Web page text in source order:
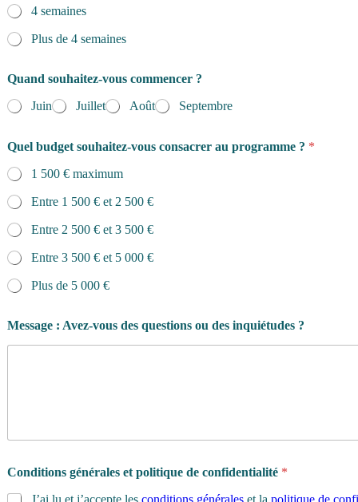
4 semaines
Plus de 4 semaines
Quand souhaitez-vous commencer ?
Juin
Juillet Août Septembre
Quel budget souhaitez-vous consacrer au programme ? *
1 500 € maximum
Entre 1 500 € et 2 500 €
Entre 2 500 € et 3 500 €
Entre 3 500 € et 5 000 €
Plus de 5 000 €
Message : Avez-vous des questions ou des inquiétudes ?
u
r
Conditions générales et politique de confidentialité *